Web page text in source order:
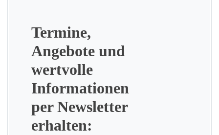
Termine,
Angebote und
wertvolle
Informationen
per Newsletter
erhalten: